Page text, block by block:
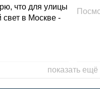
что для улицы
свет в Москве -
показать ещё